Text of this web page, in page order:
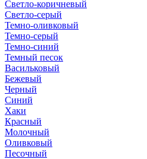
Светло-коричневый
Светло-серый
Темно-оливковый
Темно-серый
Темно-синий
Темный песок
Васильковый
Бежевый
Черный
Синий
Хаки
Красный
Молочный
Оливковый
Песочный